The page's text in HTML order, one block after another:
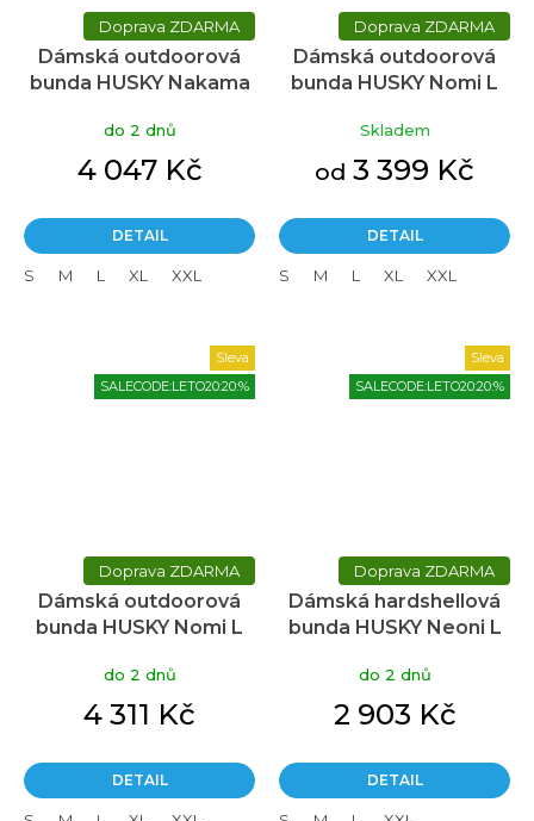
ZDARMA
Dámská outdoorová
bunda HUSKY Nakama
do 2 dnů
4 047 Kč
DETAIL
S M L XL XXL
ZDARMA
Dámská outdoorová
bunda HUSKY Nomi L
Skladem
od 3 399 Kč
DETAIL
S M L XL XXL
Sleva
SALECODE:LETO20:20:%
ZDARMA
Dámská outdoorová
bunda HUSKY Nomi L
do 2 dnů
4 311 Kč
DETAIL
Sleva
SALECODE:LETO20:20:%
ZDARMA
Dámská hardshellová
bunda HUSKY Neoni L
do 2 dnů
2 903 Kč
DETAIL